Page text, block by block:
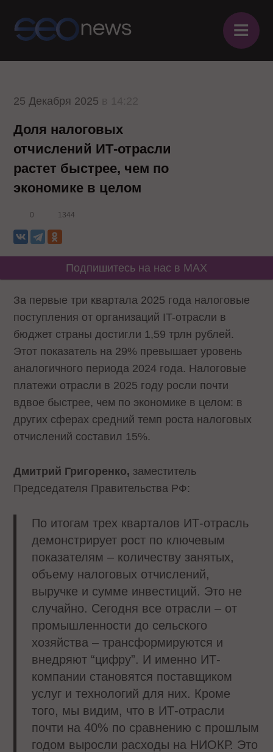
≡
25 Декабря 2025
Доля налоговых
отчислений ИТ-отрасли
растет быстрее, чем по
экономике в целом
0 1344
Подпишитесь на нас в MAX
За первые три квартала 2025 года налоговые
поступления от организаций IT-отрасли в
бюджет страны достигли 1,59 трлн рублей.
Этот показатель на 29% превышает уровень
аналогичного периода 2024 года. Налоговые
платежи отрасли в 2025 году росли почти
вдвое быстрее, чем по экономике в целом: в
других сферах средний темп роста налоговых
отчислений составил 15%.
Дмитрий Григоренко, заместитель
Председателя Правительства РФ:
По итогам трех кварталов ИТ-отрасль
демонстрирует рост по ключевым
показателям – количеству занятых,
объему налоговых отчислений,
выручке и сумме инвестиций. Это не
случайно. Сегодня все отрасли – от
промышленности до сельского
хозяйства – трансформируются и
внедряют “цифру”. И именно ИТ-
компании становятся поставщиком
услуг и технологий для них. Кроме
того, мы видим, что в ИТ-отрасли
почти на 40% по сравнению с прошлым
годом выросли расходы на НИОКР. Это